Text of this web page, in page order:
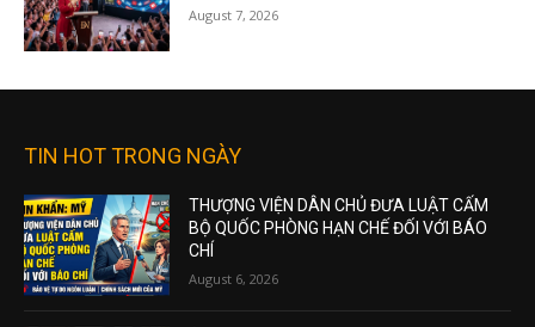
August 7, 2026
TIN HOT TRONG NGÀY
THƯỢNG VIỆN DÂN CHỦ ĐƯA LUẬT CẤM
BỘ QUỐC PHÒNG HẠN CHẾ ĐỐI VỚI BÁO
CHÍ
August 6, 2026